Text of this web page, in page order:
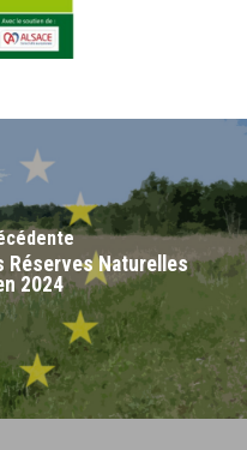
Réserves Naturelles
2024